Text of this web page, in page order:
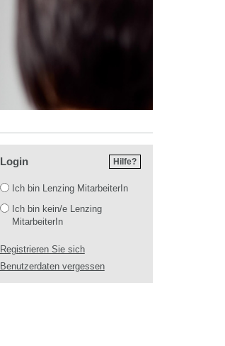
Hilfe?
Login
Ich bin Lenzing MitarbeiterIn
Ich bin kein/e Lenzing
MitarbeiterIn
Registrieren Sie sich
Benutzerdaten vergessen